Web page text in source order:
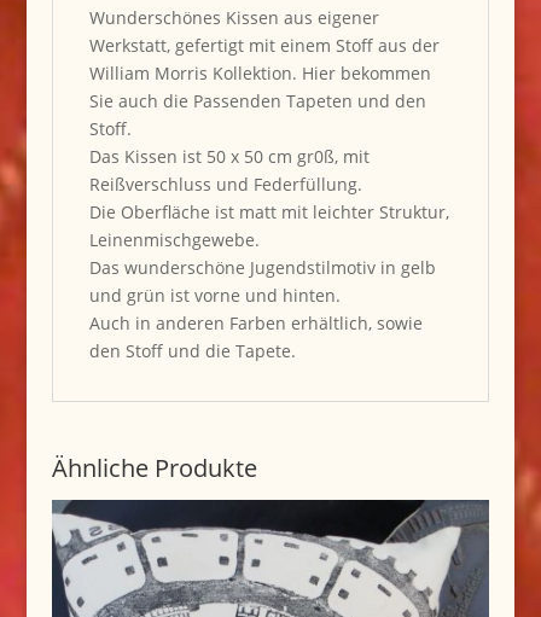
Wunderschönes Kissen aus eigener
Werkstatt, gefertigt mit einem Stoff aus der
William Morris Kollektion. Hier bekommen
Sie auch die Passenden Tapeten und den
Stoff.
Das Kissen ist 50 x 50 cm gr0ß, mit
Reißverschluss und Federfüllung.
Die Oberfläche ist matt mit leichter Struktur,
Leinenmischgewebe.
Das wunderschöne Jugendstilmotiv in gelb
und grün ist vorne und hinten.
Auch in anderen Farben erhältlich, sowie
den Stoff und die Tapete.
Ähnliche Produkte